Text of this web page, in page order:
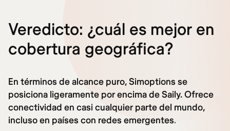
Veredicto: ¿cuál es mejor en
cobertura geográfica?
En términos de alcance puro, Simoptions se
posiciona ligeramente por encima de Saily. Ofrece
conectividad en casi cualquier parte del mundo,
incluso en países con redes emergentes.